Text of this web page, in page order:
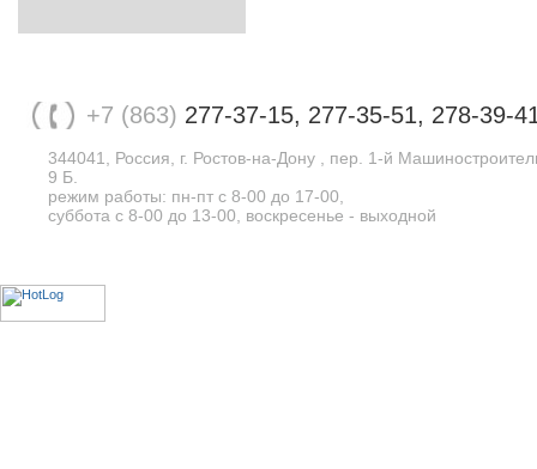
+7 (863) 277-37-15, 277-35-51, 278-39-
344041, Россия, г. Ростов-на-Дону , пер. 1-й
9 Б.
режим работы: пн-пт с 8-00 до 17-00,
суббота с 8-00 до 13-00, воскресенье - выходной